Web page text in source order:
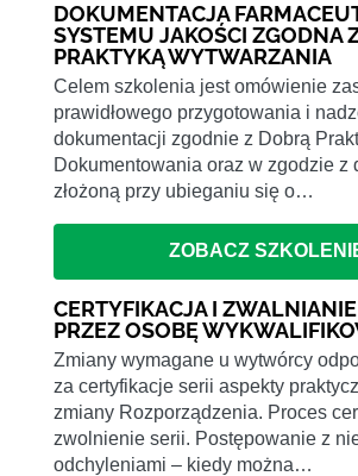
DOKUMENTACJA
SYSTEMU JAKOŚCI ZGODNA
PRAKTYKĄ WYTWARZANIA
Celem szkolenia jest omówienie
prawidłowego przygotowania i
dokumentacji zgodnie z Dobrą
Dokumentowania oraz w zgodzie z
złożoną przy ubieganiu się o…
ZOBACZ
CERTYFIKACJA I
PRZEZ OSOBĘ
Zmiany wymagane u wytwórcy
za certyfikacje serii aspekty
zmiany Rozporządzenia. Proces
zwolnienie serii. Postępowanie z
odchyleniami – kiedy można…